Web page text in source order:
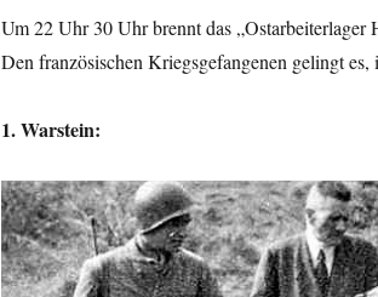
Um 22 Uhr 30 Uhr brennt das „Ostarbeiterlager
Den französischen Kriegsgefangenen gelingt
1. Warstein: